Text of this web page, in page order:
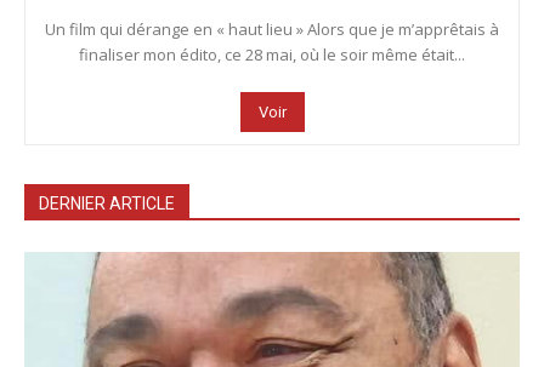
Un film qui dérange en « haut lieu » Alors que je m’apprêtais à
finaliser mon édito, ce 28 mai, où le soir même était...
Voir
DERNIER ARTICLE